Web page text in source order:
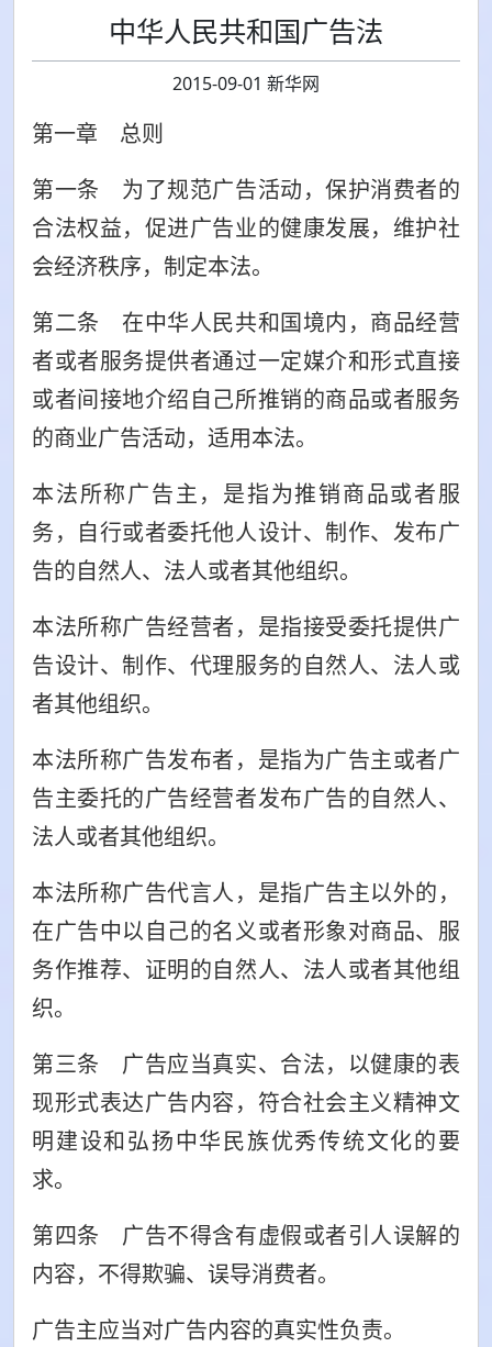
中华人民共和国广告法
2015-09-01 新华网
第一章 总则
第一条 为了规范广告活动，保护消费者的
合法权益，促进广告业的健康发展，维护社
会经济秩序，制定本法。
第二条 在中华人民共和国境内，商品经营
者或者服务提供者通过一定媒介和形式直接
或者间接地介绍自己所推销的商品或者服务
的商业广告活动，适用本法。
本法所称广告主，是指为推销商品或者服
务，自行或者委托他人设计、制作、发布广
告的自然人、法人或者其他组织。
本法所称广告经营者，是指接受委托提供广
告设计、制作、代理服务的自然人、法人或
者其他组织。
本法所称广告发布者，是指为广告主或者广
告主委托的广告经营者发布广告的自然人、
法人或者其他组织。
本法所称广告代言人，是指广告主以外的，
在广告中以自己的名义或者形象对商品、服
务作推荐、证明的自然人、法人或者其他组
织。
第三条 广告应当真实、合法，以健康的表
现形式表达广告内容，符合社会主义精神文
明建设和弘扬中华民族优秀传统文化的要
求。
第四条 广告不得含有虚假或者引人误解的
内容，不得欺骗、误导消费者。
广告主应当对广告内容的真实性负责。